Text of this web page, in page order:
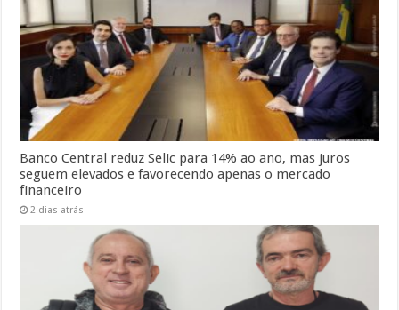
Banco Central reduz Selic para 14% ao ano, mas juros
seguem elevados e favorecendo apenas o mercado
financeiro
2 dias atrás